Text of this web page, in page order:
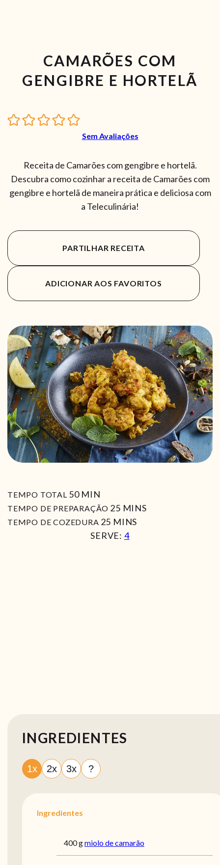
CAMARÕES COM
GENGIBRE E HORTELÃ
Sem Avaliações
Receita de Camarões com gengibre e hortelã.
Descubra como cozinhar a receita de Camarões com
gengibre e hortelã de maneira prática e deliciosa com
a Teleculinária!
PARTILHAR RECEITA
ADICIONAR AOS FAVORITOS
TEMPO TOTAL 50MIN
MIN
TEMPO DE PREPARAÇÃO 25MIN
MINS
TEMPO DE COZEDURA 25 MIN
MINS
SERVE: 4
INGREDIENTES
1x 2x 3x ?
Ingredientes
400 gmiolo de camarão